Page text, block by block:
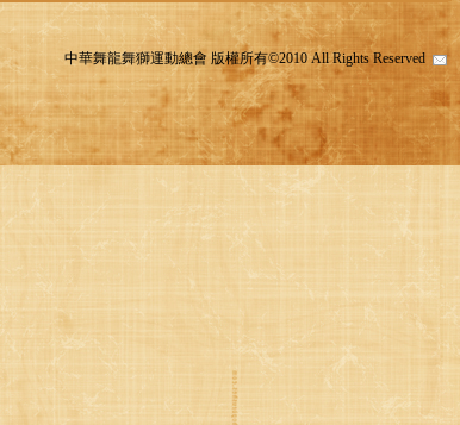
中華舞龍舞獅運動總會 版權所有©2010 All Rights Reserved